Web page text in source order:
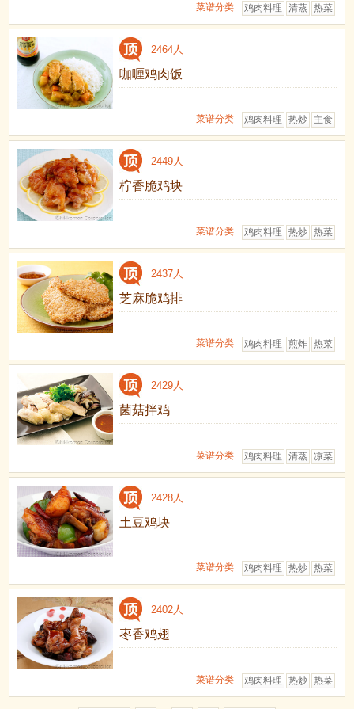
热菜
清蒸
鸡肉料理
菜谱分类
2464人
咖喱鸡肉饭
主食
热炒
鸡肉料理
菜谱分类
2449人
柠香脆鸡块
热菜
热炒
鸡肉料理
菜谱分类
2437人
芝麻脆鸡排
热菜
煎炸
鸡肉料理
菜谱分类
2429人
菌菇拌鸡
凉菜
清蒸
鸡肉料理
菜谱分类
2428人
土豆鸡块
热菜
热炒
鸡肉料理
菜谱分类
2402人
枣香鸡翅
热菜
热炒
鸡肉料理
菜谱分类